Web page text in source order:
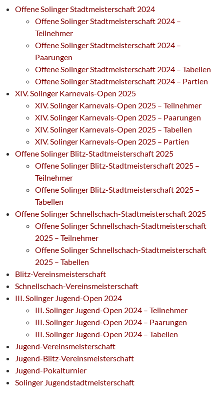
Offene Solinger Stadtmeisterschaft 2024
Offene Solinger Stadtmeisterschaft 2024 –
Teilnehmer
Offene Solinger Stadtmeisterschaft 2024 –
Paarungen
Offene Solinger Stadtmeisterschaft 2024 – Tabellen
Offene Solinger Stadtmeisterschaft 2024 – Partien
XIV. Solinger Karnevals-Open 2025
XIV. Solinger Karnevals-Open 2025 – Teilnehmer
XIV. Solinger Karnevals-Open 2025 – Paarungen
XIV. Solinger Karnevals-Open 2025 – Tabellen
XIV. Solinger Karnevals-Open 2025 – Partien
Offene Solinger Blitz-Stadtmeisterschaft 2025
Offene Solinger Blitz-Stadtmeisterschaft 2025 –
Teilnehmer
Offene Solinger Blitz-Stadtmeisterschaft 2025 –
Tabellen
Offene Solinger Schnellschach-Stadtmeisterschaft 2025
Offene Solinger Schnellschach-Stadtmeisterschaft
2025 – Teilnehmer
Offene Solinger Schnellschach-Stadtmeisterschaft
2025 – Tabellen
Blitz-Vereinsmeisterschaft
Schnellschach-Vereinsmeisterschaft
III. Solinger Jugend-Open 2024
III. Solinger Jugend-Open 2024 – Teilnehmer
III. Solinger Jugend-Open 2024 – Paarungen
III. Solinger Jugend-Open 2024 – Tabellen
Jugend-Vereinsmeisterschaft
Jugend-Blitz-Vereinsmeisterschaft
Jugend-Pokalturnier
Solinger Jugendstadtmeisterschaft